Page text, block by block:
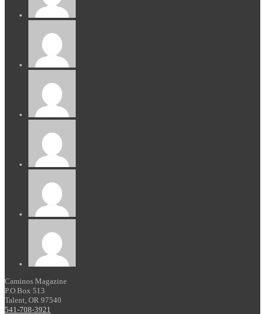
Caminos Magazine
P.O Box 513
Talent, OR 97540
541-708-3921